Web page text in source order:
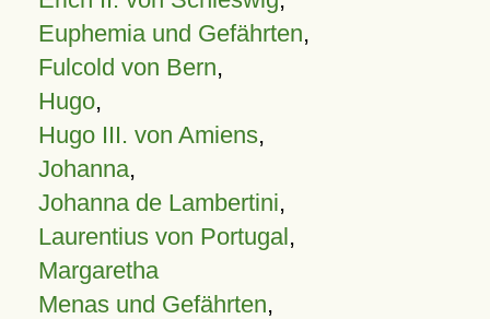
Euphemia und Gefährten,
Fulcold von Bern,
Hugo,
Hugo III. von Amiens,
Johanna,
Johanna de Lambertini,
Laurentius von Portugal,
Margaretha
Menas und Gefährten,